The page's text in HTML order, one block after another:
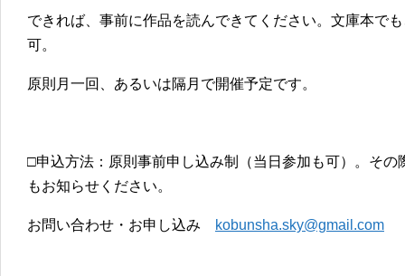
できれば、事前に作品を読んできてください。文庫本で
可。
原則月一回、あるいは隔月で開催予定です。
□申込方法：原則事前申し込み制（当日参加も可）。そ
もお知らせください。
お問い合わせ・お申し込み kobunsha.sky@gmail.com